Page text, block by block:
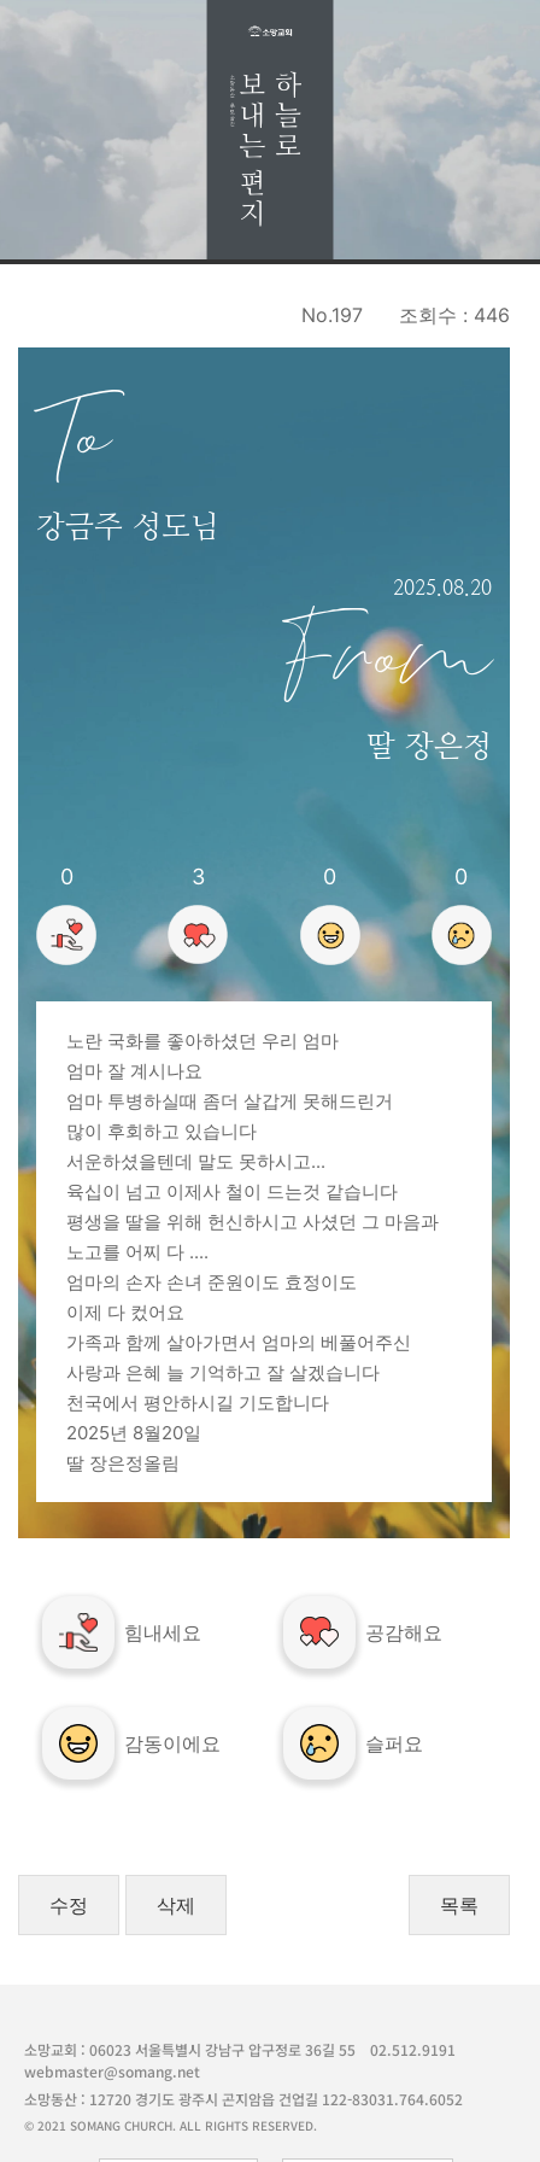
No.197 조회수 : 446
To
강금주 성도님
2025.08.20
From
딸 장은정
0 3 0 0
노란 국화를 좋아하셨던 우리 엄마
엄마 잘 계시나요
엄마 투병하실때 좀더 살갑게 못해드린거
많이 후회하고 있습니다
서운하셨을텐데 말도 못하시고...
육십이 넘고 이제사 철이 드는것 같습니다
평생을 딸을 위해 헌신하시고 사셨던 그 마음과
노고를 어찌 다 ....
엄마의 손자 손녀 준원이도 효정이도
이제 다 컸어요
가족과 함께 살아가면서 엄마의 베풀어주신
사랑과 은혜 늘 기억하고 잘 살겠습니다
천국에서 평안하시길 기도합니다
2025년 8월20일
딸 장은정올림
힘내세요 공감해요
감동이에요 슬퍼요
수정 삭제 목록
소망교회 : 06023 서울특별시 강남구 압구정로 36길 55 02.512.9191
webmaster@somang.net
소망동산 : 12720 경기도 광주시 곤지암읍 건업길 122-83031.764.6052
© 2021 SOMANG CHURCH. ALL RIGHTS RESERVED.